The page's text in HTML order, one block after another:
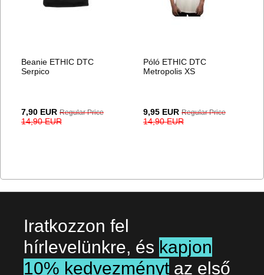
Beanie ETHIC DTC
Serpico
Special
Price
7,90 EUR Regular Price
14,90 EUR
Póló ETHIC DTC
Metropolis XS
Special
Price
9,95 EUR Regular Price
14,90 EUR
Iratkozzon fel
hírlevelünkre, és kapjon
10% kedvezményt az első